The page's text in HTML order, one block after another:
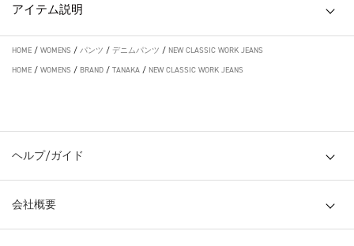
アイテム説明
HOME / WOMENS / パンツ / デニムパンツ / NEW CLASSIC WORK JEANS
HOME / WOMENS / BRAND / TANAKA / NEW CLASSIC WORK JEANS
ヘルプ/ガイド
会社概要